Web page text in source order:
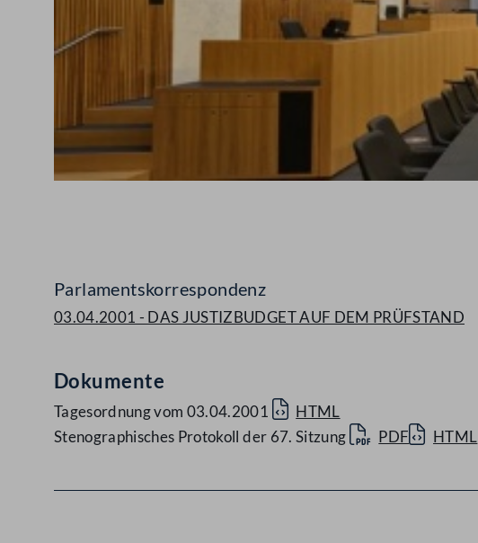
Parlamentskorrespondenz
03.04.2001 - DAS JUSTIZBUDGET AUF DEM PRÜFSTAND
Dokumente
Tagesordnung vom 03.04.2001
HTML
Stenographisches Protokoll der 67. Sitzung
PDF HTML